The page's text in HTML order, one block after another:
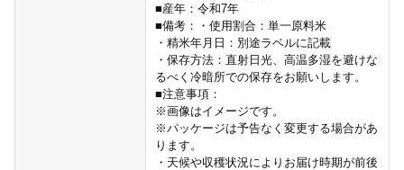
■産年：令和7年
■備考：・使用割合：単一原料米
・精米年月日：別途ラベルに記載
・保存方法：直射日光、高温多湿を避けな
るべく冷暗所での保存をお願いします。
■注意事項：
※画像はイメージです。
※パッケージは予告なく変更する場合があ
ります。
・天候や収穫状況によりお届け時期が前後